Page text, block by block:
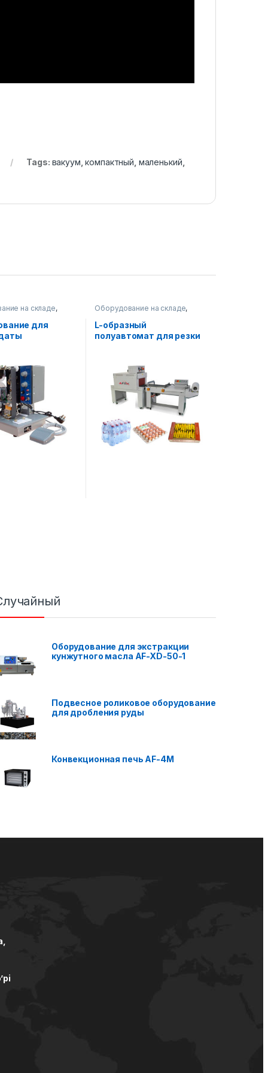
Tags: вакуум ,компактный маленький
на складе,
оборудование
для
Оборудование на складе,
Упаковочное оборудование
L-образный
полуавтомат для резки
Оборудование для экстракции
кунжутного масла AF-XD-50-1
Подвесное роликовое оборудование
для дробления руды
Конвекционная печь AF-4M